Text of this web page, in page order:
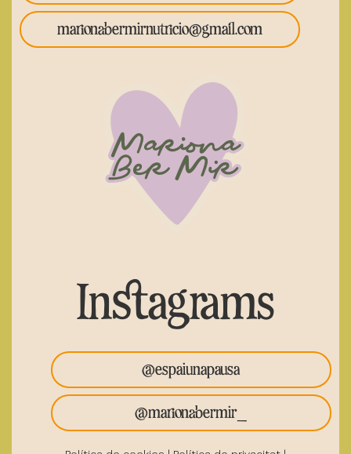
marionabermirnutricio@gmail.com
Instagrams
@espaiunapausa
@marionabermir_